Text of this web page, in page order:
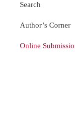
Search
Author’s Corner
Online